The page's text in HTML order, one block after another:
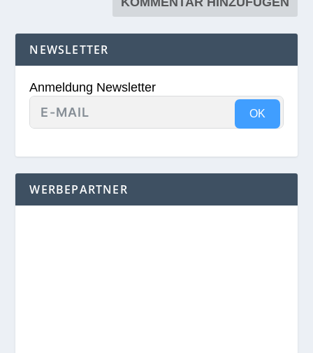
NEWSLETTER
Anmeldung Newsletter
OK
WERBEPARTNER